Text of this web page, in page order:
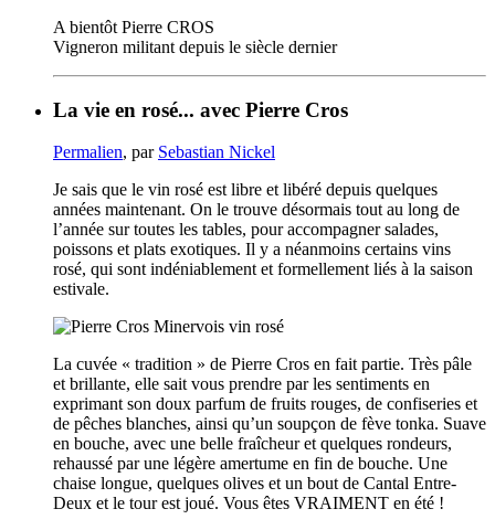
A bientôt Pierre CROS
Vigneron militant depuis le siècle dernier
La vie en rosé... avec Pierre Cros
Permalien, par Sebastian Nickel
Je sais que le vin rosé est libre et libéré depuis quelques
années maintenant. On le trouve désormais tout au long de
l’année sur toutes les tables, pour accompagner salades,
poissons et plats exotiques. Il y a néanmoins certains vins
rosé, qui sont indéniablement et formellement liés à la saison
estivale.
La cuvée « tradition » de Pierre Cros en fait partie. Très pâle
et brillante, elle sait vous prendre par les sentiments en
exprimant son doux parfum de fruits rouges, de confiseries et
de pêches blanches, ainsi qu’un soupçon de fève tonka. Suave
en bouche, avec une belle fraîcheur et quelques rondeurs,
rehaussé par une légère amertume en fin de bouche. Une
chaise longue, quelques olives et un bout de Cantal Entre-
Deux et le tour est joué. Vous êtes VRAIMENT en été !